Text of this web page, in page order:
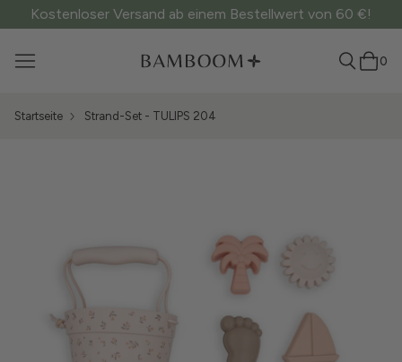
Kostenloser Versand ab einem Bestellwert von 60 €!
0
Startseite Strand-Set - TULIPS 204